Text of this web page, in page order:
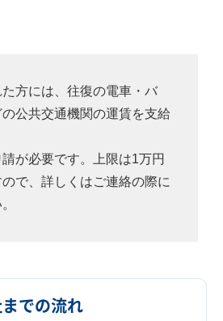
方には、往復の電車・バ
公共交通機関の運賃を支給
が必要です。上限は1万円
で、詳しくはご連絡の際に
での流れ